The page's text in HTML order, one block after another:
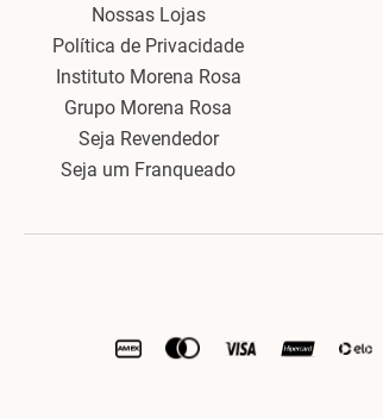
Nossas Lojas
Política de Privacidade
Instituto Morena Rosa
Grupo Morena Rosa
Seja Revendedor
Seja um Franqueado